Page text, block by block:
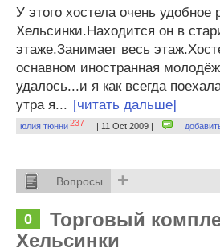
У этого хостела очень удобное
Хельсинки.Находится он в
этаже.Занимает весь
оснавном иностранная
удалось...и я как всегда
утра я... [читать дальше]
юлия тюнни237 | 11 Oct 2009 |
Вопросы +
0
Торговый
Хельсинки